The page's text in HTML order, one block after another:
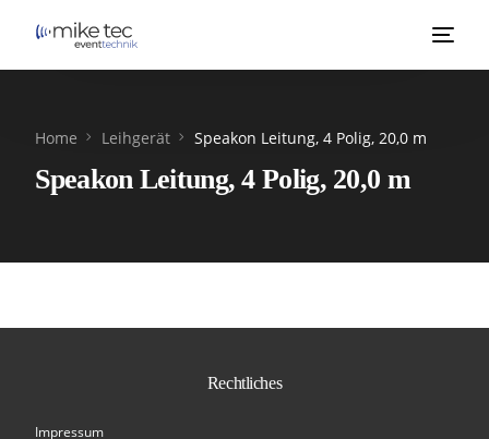
Home Leihgerät Speakon Leitung, 4 Polig, 20,0 m
Speakon Leitung, 4 Polig, 20,0 m
Rechtliches
Impressum